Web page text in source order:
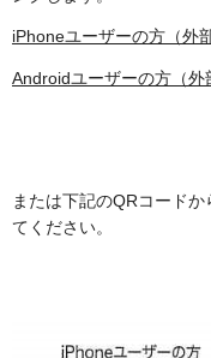
iPhoneユーザーの方（外
Androidユーザーの方（外
または下記のQRコード
てください。